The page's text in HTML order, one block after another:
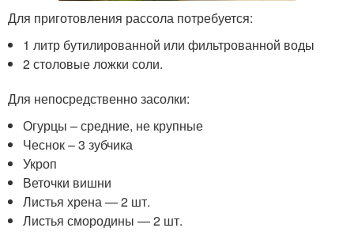
Для приготовления рассола потребуется:
1 литр бутилированной или фильтрованной воды
2 столовые ложки соли.
Для непосредственно засолки:
Огурцы – средние, не крупные
Чеснок – 3 зубчика
Укроп
Веточки вишни
Листья хрена — 2 шт.
Листья смородины — 2 шт.